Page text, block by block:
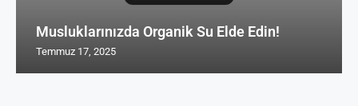
Musluklarınızda Organik Su Elde Edin!
Temmuz 17, 2025